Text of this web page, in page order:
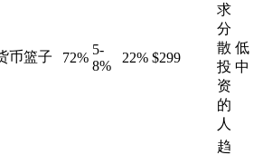
币篮子 72%
5-
8%
22% $299
求
分
散
投
资
的
人
低
中
趋